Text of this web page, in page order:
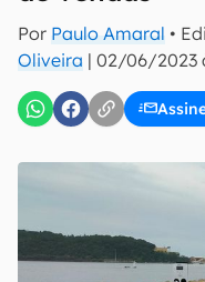
Por Paulo Amaral •
Oliveira | 02/06/2023
Confirmo que li,
Uso e Política de